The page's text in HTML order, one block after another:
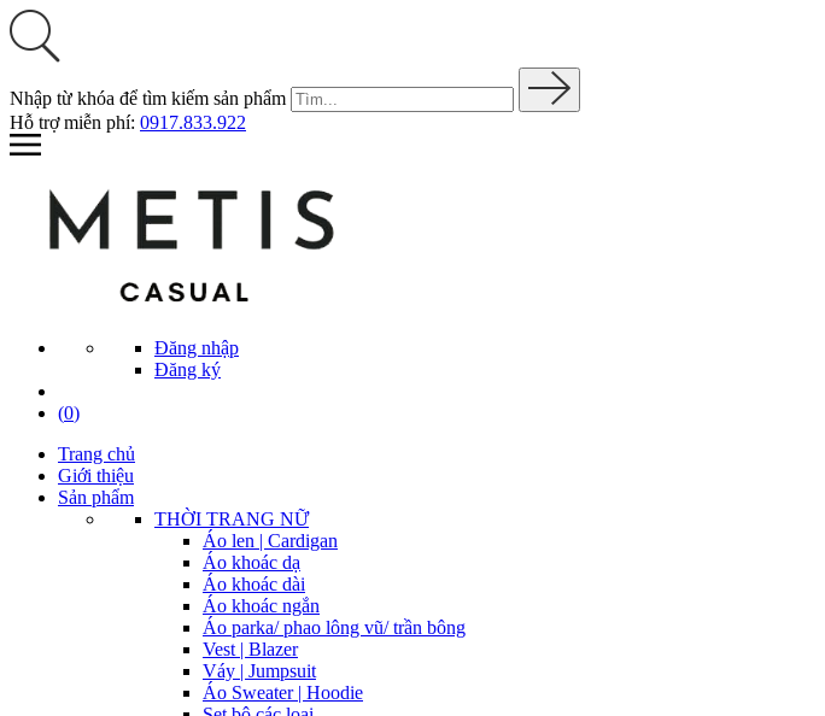
Nhập từ khóa để tìm kiếm sản phẩm
Hỗ trợ miễn phí: 0917.833.922
Đăng nhập
Đăng ký
(0)
Trang chủ
Giới thiệu
Sản phẩm
THỜI TRANG NỮ
Áo len | Cardigan
Áo khoác dạ
Áo khoác dài
Áo khoác ngắn
Áo parka/ phao lông vũ/ trần bông
Vest | Blazer
Váy | Jumpsuit
Áo Sweater | Hoodie